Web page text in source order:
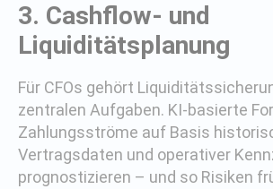
3. Cashflow- und
Liquiditätsplanung
Für CFOs gehört
zentralen Aufgaben. KI-basierte
Zahlungsströme auf Basis
Vertragsdaten und operativer
prognostizieren – und so Risiken